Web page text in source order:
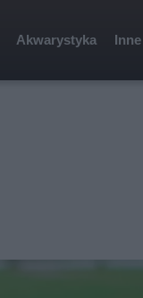
Akwarystyka